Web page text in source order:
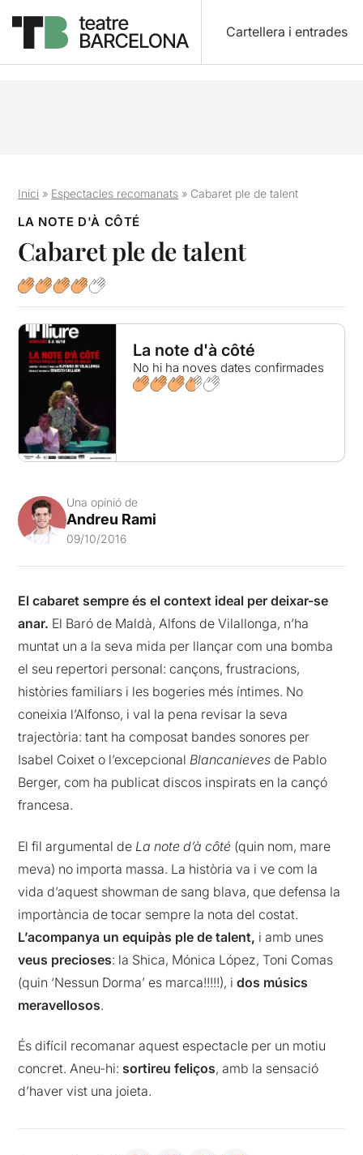
Cartellera i entrades
Inici » Espectacles recomanats » Cabaret ple de talent
LA NOTE D'À CÔTÉ
Cabaret ple de talent
La note d'à côté
No hi ha noves dates confirmades
Una opinió de
Andreu Rami
09/10/2016
El cabaret sempre és el context ideal per deixar-se
anar. El Baró de Maldà, Alfons de Vilallonga, n’ha
muntat un a la seva mida per llançar com una bomba
el seu repertori personal: cançons, frustracions,
històries familiars i les bogeries més íntimes. No
coneixia l’Alfonso, i val la pena revisar la seva
trajectòria: tant ha composat bandes sonores per
Isabel Coixet o l’excepcionalBlancanieves de Pablo
Berger, com ha publicat discos inspirats en la cançó
francesa.
El fil argumental de La note d’à côté (quin nom, mare
meva) no importa massa. La història va i ve com la
vida d’aquest showman de sang blava, que defensa la
importància de tocar sempre la nota del costat.
L’acompanya un equipàs ple de talent, i amb unes
veus precioses: la Shica, Mónica López, Toni Comas
(quin ‘Nessun Dorma’ es marca!!!!!), idos músics
meravellosos.
És difícil recomanar aquest espectacle per un motiu
concret. Aneu-hi: sortireu feliços, amb la sensació
d’haver vist una joieta.